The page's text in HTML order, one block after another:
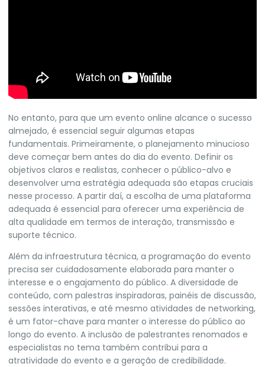
No entanto, para que um evento online alcance o sucesso
almejado, é essencial seguir algumas etapas
fundamentais. Primeiramente, o planejamento minucioso
deve começar bem antes do dia do evento. Definir os
objetivos claros e realistas, conhecer o público-alvo e
desenvolver uma estratégia adequada são etapas cruciais
nesse processo. A partir daí, a escolha de uma plataforma
adequada é essencial para oferecer uma experiência de
alta qualidade em termos de interação, transmissão e
suporte técnico.
Além da infraestrutura técnica, a programação do evento
precisa ser cuidadosamente elaborada para manter o
interesse e o engajamento do público. A diversidade de
conteúdo, com palestras inspiradoras, painéis de discussão,
sessões interativas, e até mesmo atividades de networking,
é um fator-chave para manter o interesse do público ao
longo do evento. A inclusão de palestrantes renomados e
especialistas no tema também contribui para a
atratividade do evento e a geração de credibilidade.